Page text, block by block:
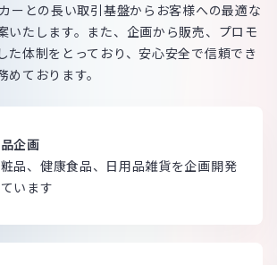
ーとの長い取引基盤からお客様への最適な
いたします。また、企画から販売、プロモ
た体制をとっており、安心安全で信頼でき
ております。
企画
品、健康食品、日用品雑貨を企画開発
います